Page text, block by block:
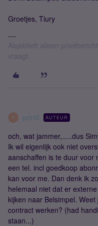
Groetjes, Tiury
Alsjeblieft alleen
vraagt.
P printil AUTEUR
och, wat jammer,.....dus
Ik wil eigenlijk ook niet
aanschaffen is te duur voor
een tel. incl goedkoop
kan voor me. Dan denk ik
helemaal niet dat er
kijken naar Belsimpel.
contract werken? (had
staan...)